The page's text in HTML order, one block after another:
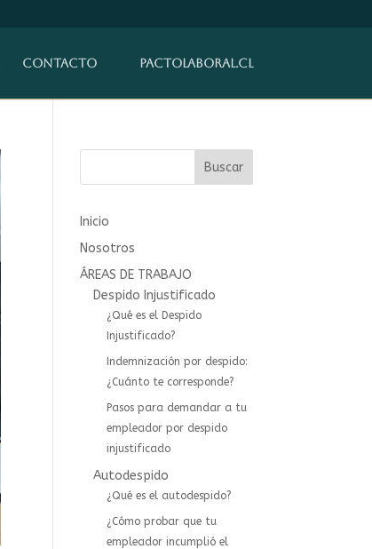
Contacto pactolaboral.cl
Buscar
Inicio
Nosotros
ÁREAS DE TRABAJO
Despido Injustificado
¿Qué es el Despido
Injustificado?
Indemnización por despido:
¿Cuánto te corresponde?
Pasos para demandar a tu
empleador por despido
injustificado
Autodespido
¿Qué es el autodespido?
¿Cómo probar que tu
empleador incumplió el